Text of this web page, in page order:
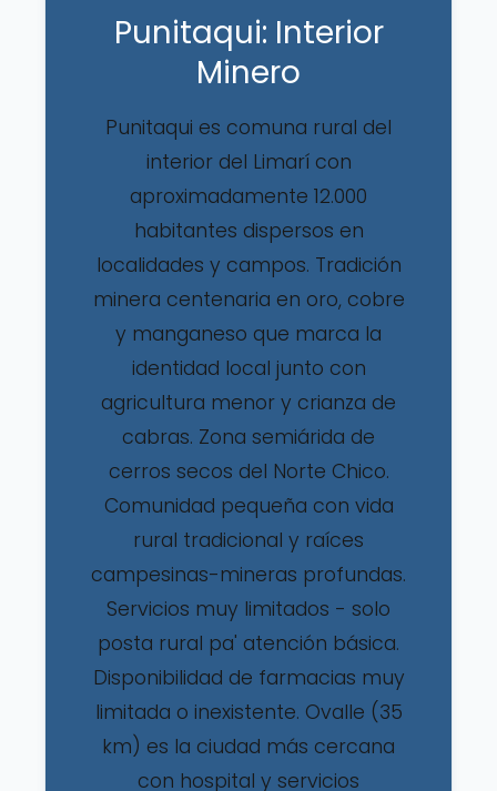
Punitaqui: Interior
Minero
Punitaqui es comuna rural del
interior del Limarí con
aproximadamente 12.000
habitantes dispersos en
localidades y campos. Tradición
minera centenaria en oro, cobre
y manganeso que marca la
identidad local junto con
agricultura menor y crianza de
cabras. Zona semiárida de
cerros secos del Norte Chico.
Comunidad pequeña con vida
rural tradicional y raíces
campesinas-mineras profundas.
Servicios muy limitados - solo
posta rural pa' atención básica.
Disponibilidad de farmacias muy
limitada o inexistente. Ovalle (35
km) es la ciudad más cercana
con hospital y servicios